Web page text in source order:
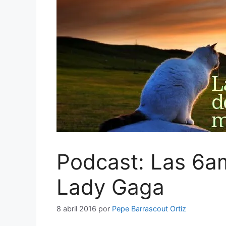
Podcast: Las
Lady Gaga
8 abril 2016 por Pepe Barrascout Ortiz